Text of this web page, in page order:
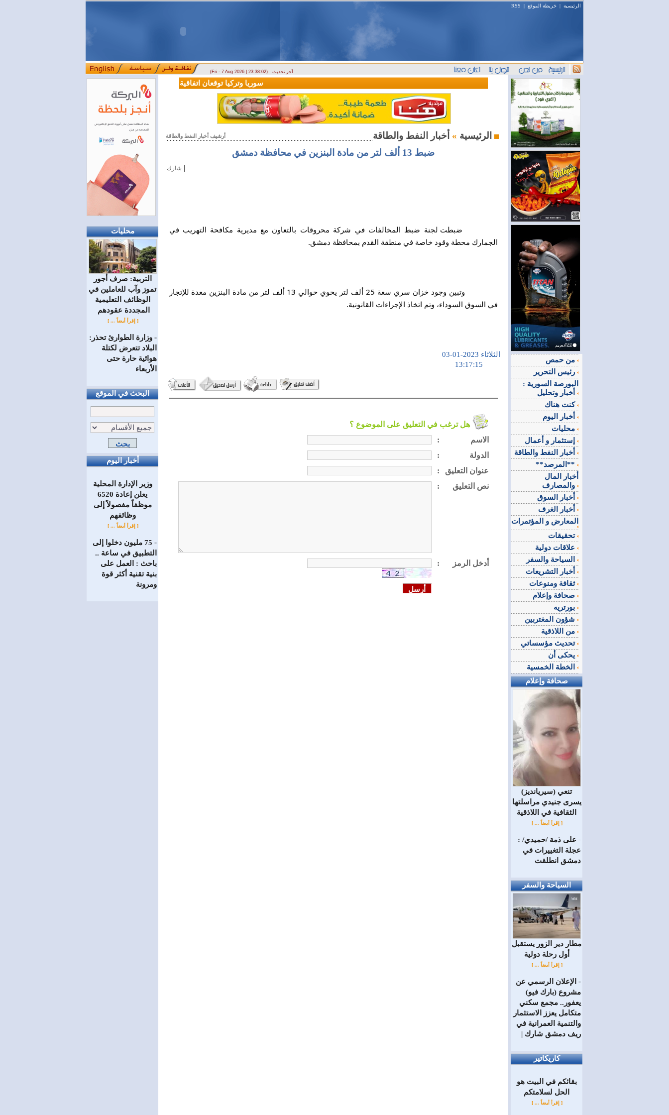
الرئيسية | خريطة الموقع |
RSS
(Fri - 7 Aug 2026 | 23:38:02) آخر تحديث
محليات
التربية: صرف أجور
تموز وآب للعاملين في
الوظائف ‏التعليمية
المجددة عقودهم ‏
[ إقرأ أيضاً ... ]
= وزارة الطوارئ تحذر:
البلاد تتعرض لكتلة
هوائية حارة حتى
الأربعاء
البحث في الموقع
أخبار اليوم
وزير الإدارة المحلية
يعلن إعادة 6520
موظفاً مفصولاً إلى
‏وظائفهم
[ إقرأ أيضاً ... ]
=
75 مليون دخلوا إلى
التطبيق في ساعة ..
باحث : العمل على
بنية تقنية أكثر قوة
ومرونة
سوريا وتركيا توقعان اتفاقية تعاون في مجالي التعليم العالي والبحث العلمي
أرشيف أخبار النفط والطاقة الرئيسية »
ضبط 13 ألف لتر من مادة البنزين في محافظة دمشق
شارك |
الجمارك محطة وقود خاصة في منطقة القدم بمحافظة دمشق.
في السوق السوداء، وتم اتخاذ الإجراءات القانونية.
الثلاثاء 2023-01-03
هل ترغب في التعليق على الموضوع ؟
:
الاسم
:
الدولة
:
عنوان التعليق
:
نص التعليق
: أدخل الرمز
البورصة السورية :
كنت هناك
**المرصد**
أخبار المال
المعارض و المؤتمرات
تحقيقات
ثقافة ومنوعات
تحديث مؤسساتي
صحافة وإعلام
(سيريانديز) تنعي
يسرى جنيدي مراسلتها
الثقافية في اللاذقية
[ إقرأ أيضاً ... ]
= على ذمة /حميدي/ :
عجلة التغييرات في
دمشق انطلقت
السياحة والسفر
مطار دير الزور يستقبل
أول رحلة دولية
[ إقرأ أيضاً ... ]
=
الإعلان الرسمي عن
مشروع (بارك فيو)
يعفور.. مجمع سكني
متكامل يعزز الاستثمار
والتنمية العمرانية في
ريف دمشق شارك |
كاريكاتير
بقائكم في البيت هو
الحل لسلامتكم
[ إقرأ أيضاً ... ]